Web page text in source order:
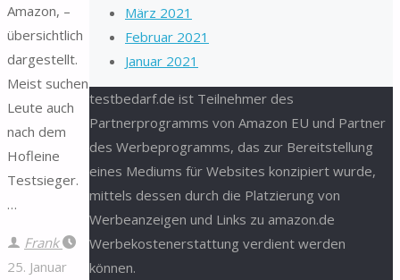
Amazon, –
übersichtlich
dargestellt.
Meist suchen
Leute auch
nach dem
Hofleine
Testsieger.
…
Frank
25. Januar
März 2021
Februar 2021
Januar 2021
testbedarf.de ist Teilnehmer des
Partnerprogramms von Amazon EU und Partner
des Werbeprogramms, das zur Bereitstellung
eines Mediums für Websites konzipiert wurde,
mittels dessen durch die Platzierung von
Werbeanzeigen und Links zu amazon.de
Werbekostenerstattung verdient werden
können.